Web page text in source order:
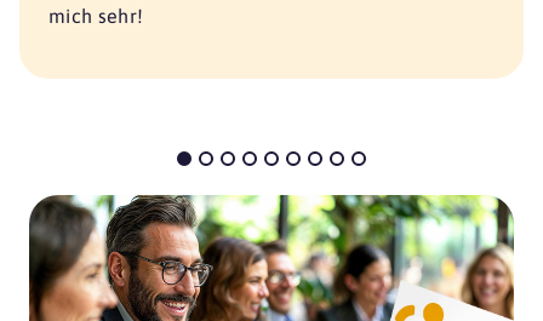
mich sehr!